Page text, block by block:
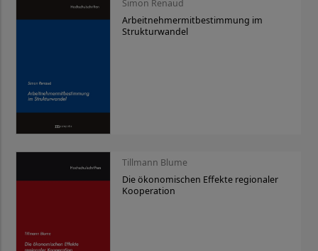
Simon Renaud
Arbeitnehmermitbestimmung im
Strukturwandel
Tillmann Blume
Die ökonomischen Effekte regionaler
Kooperation